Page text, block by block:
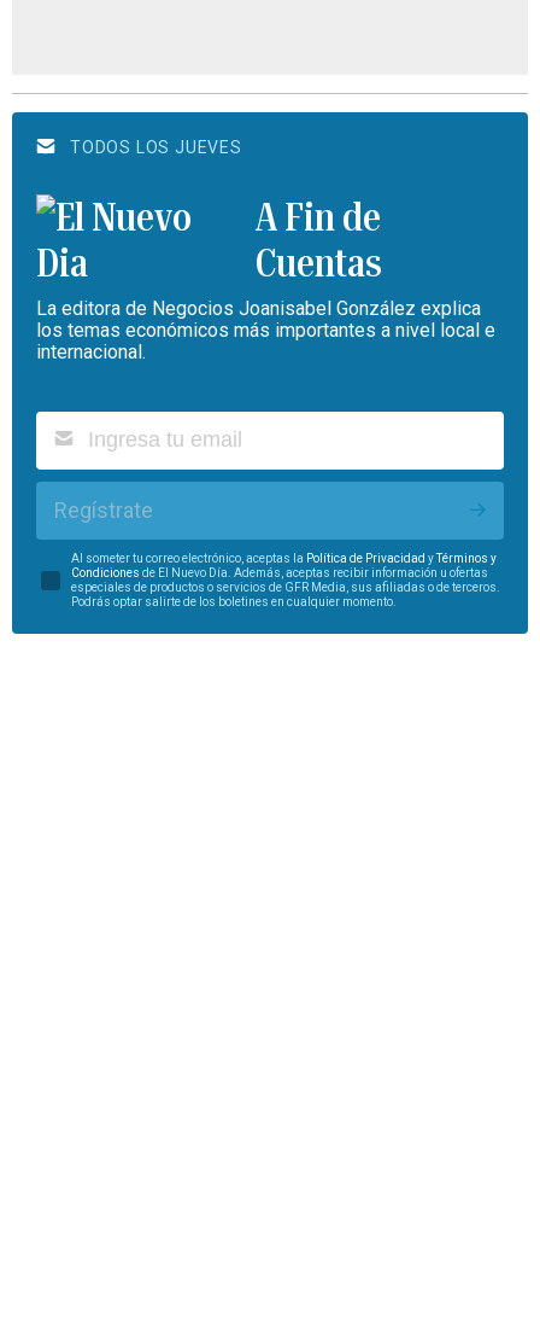
TODOS LOS JUEVES
A Fin de
Cuentas
La editora de Negocios Joanisabel González explica
los temas económicos más importantes a nivel local e
internacional.
Regístrate
Al someter tu correo electrónico, aceptas la Política de Privacidad yTérminos y
Condiciones de El Nuevo Día. Además, aceptas recibir información u ofertas
especiales de productos o servicios de GFR Media, sus afiliadas o de terceros.
Podrás optar salirte de los boletines en cualquier momento.